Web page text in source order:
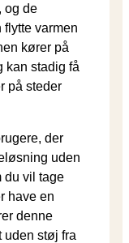
og de
flytte varmen
kører på
kan stadig få
på steder
der
uden
du vil tage
have en
denne
uden støj fra